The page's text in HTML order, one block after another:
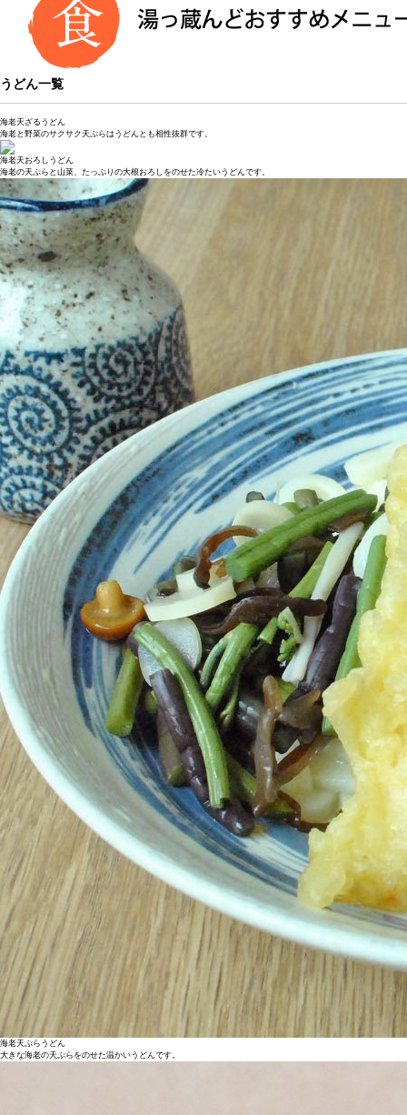
うどん一覧
海老天ざるうどん
海老と野菜のサクサク天ぷらはうどんとも相性抜群です。
海老天おろしうどん
海老の天ぷらと山菜、たっぷりの大根おろしをのせた冷たいうどんです。
海老天ぷらうどん
大きな海老の天ぷらをのせた温かいうどんです。